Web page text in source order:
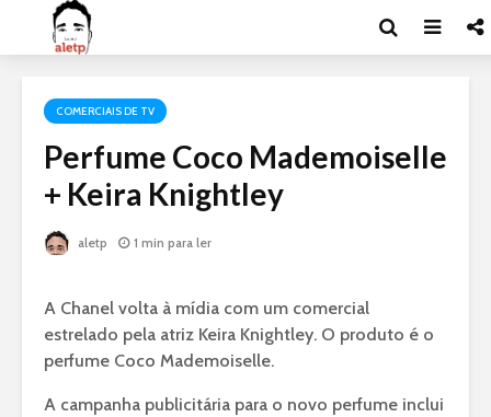
COMERCIAIS DE TV
Perfume Coco Mademoiselle
+ Keira Knightley
aletp 1 min para ler
A Chanel volta à mídia com um comercial
estrelado pela atriz Keira Knightley. O produto é o
perfume Coco Mademoiselle.
A campanha publicitária para o novo perfume inclui